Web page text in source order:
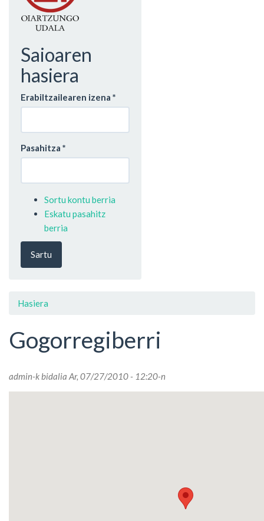
Saioaren
hasiera
Erabiltzailearen izena *
Pasahitza *
Sortu kontu berria
Eskatu pasahitz
berria
Sartu
Hasiera
Gogorregiberri
admin-k bidalia Ar, 07/27/2010 - 12:20-n